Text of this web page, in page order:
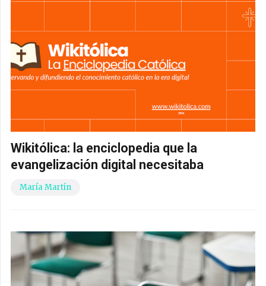
Wikitólica: la enciclopedia que la
evangelización digital necesitaba
María Martín